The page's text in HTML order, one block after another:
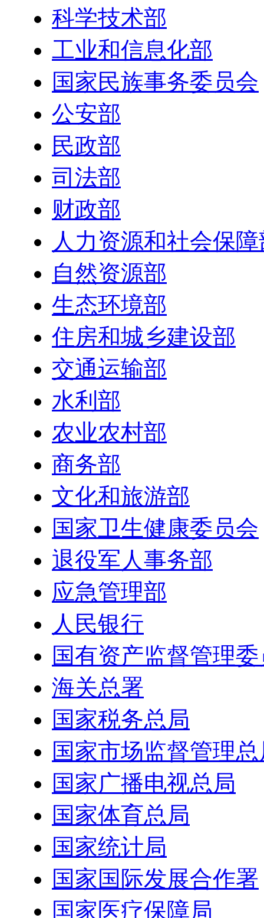
科学技术部
工业和信息化部
国家民族事务委员会
公安部
民政部
司法部
财政部
人力资源和社会保
自然资源部
生态环境部
住房和城乡建设部
交通运输部
水利部
农业农村部
商务部
文化和旅游部
国家卫生健康委员会
退役军人事务部
应急管理部
人民银行
国有资产监督管理
海关总署
国家税务总局
国家市场监督管理
国家广播电视总局
国家体育总局
国家统计局
国家国际发展合作署
国家医疗保障局